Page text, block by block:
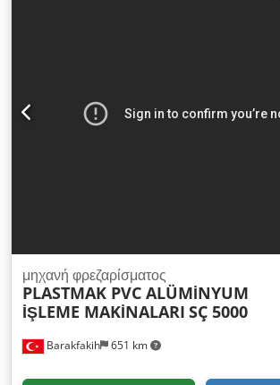
σειράς χάρη στο κουμπί διαχωρισμού (60-
Σύστημα υδροελέγχου - Σύστημα ψύξης
Barakfakih 651 km
μηχανή φρεζαρίσματος
PLASTMAK PVC ALÜMİNYUM
İŞLEME MAKİNALARI SÇ 5000